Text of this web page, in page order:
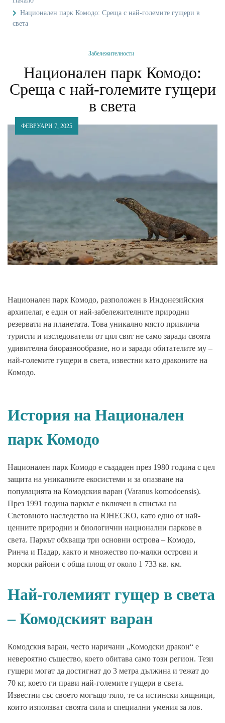
Национален парк Комодо: Среща с най-големите гущери в
света
Забележителности
Национален парк Комодо:
Среща с най-големите гущери
в света
ФЕВРУАРИ 7, 2025
Национален парк Комодо, разположен в Индонезийския
архипелаг, е един от най-забележителните природни
резервати на планетата. Това уникално място привлича
туристи и изследователи от цял свят не само заради своята
удивителна биоразнообразие, но и заради обитателите му –
най-големите гущери в света, известни като драконите на
Комодо.
История на Национален
парк Комодо
Национален парк Комодо е създаден през 1980 година с цел
защита на уникалните екосистеми и за опазване на
популацията на Комодския варан (Varanus komodoensis).
През 1991 година паркът е включен в списъка на
Световното наследство на ЮНЕСКО, като едно от най-
ценните природни и биологични национални паркове в
света. Паркът обхваща три основни острова – Комодо,
Ринча и Падар, както и множество по-малки острови и
морски райони с обща площ от около 1 733 кв. км.
Най-големият гущер в света
– Комодският варан
Комодския варан, често наричани „Комодски дракон“ е
невероятно същество, което обитава само този регион. Тези
гущери могат да достигнат до 3 метра дължина и тежат до
70 кг, което ги прави най-големите гущери в света.
Известни със своето могъщо тяло, те са истински хищници,
които използват своята сила и специални умения за лов.